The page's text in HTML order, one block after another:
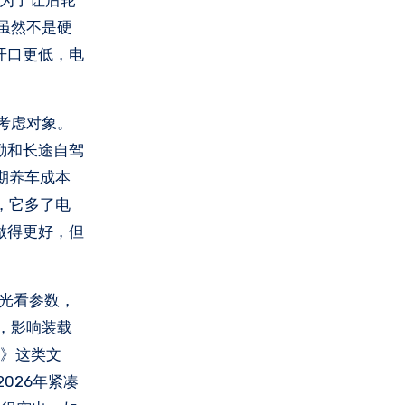
然不是硬
口更低，电
对象。
和长途自驾
养车成本
它多了电
得更好，但
看参数，
影响装载
这类文
年紧凑